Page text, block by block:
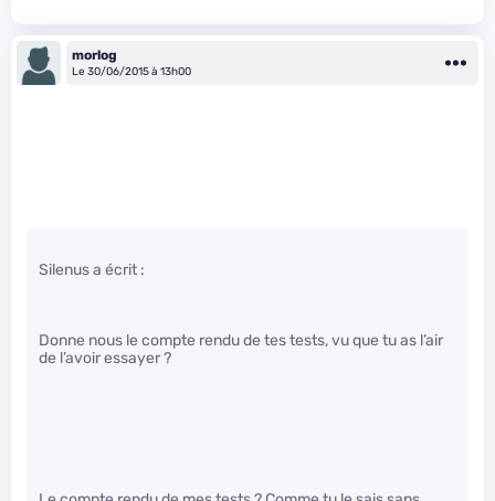
morlog
Le 30/06/2015 à 13h00
Silenus a écrit :
Donne nous le compte rendu de tes tests, vu que tu as l’air
de l’avoir essayer ?